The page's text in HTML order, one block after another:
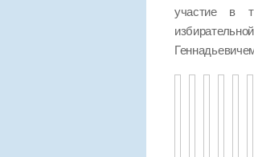
участие в